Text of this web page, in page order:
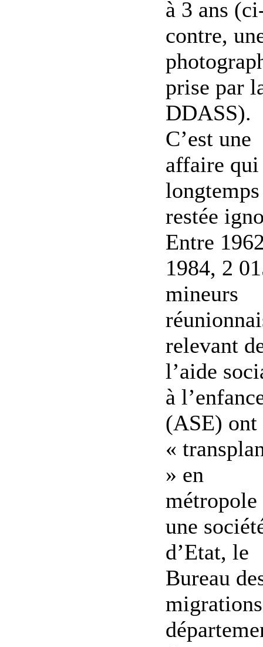
à 3 ans
contre,
prise par
DDASS).
C’est une
affaire qui
longtemps
restée
Entre
1984, 2
mineurs
relevant
l’aide
à
(ASE) ont
«
» en
métropole
une
d’Etat, le
Bureau